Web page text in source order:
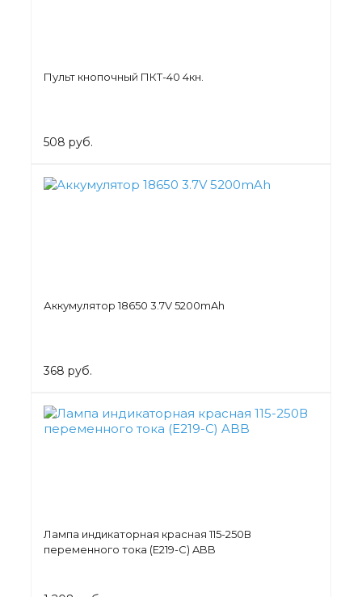
Пульт кнопочный ПКТ-40 4кн.
508 руб.
Аккумулятор 18650 3.7V 5200mAh
368 руб.
Лампа индикаторная красная 115-250В
переменного тока (E219-C) ABB